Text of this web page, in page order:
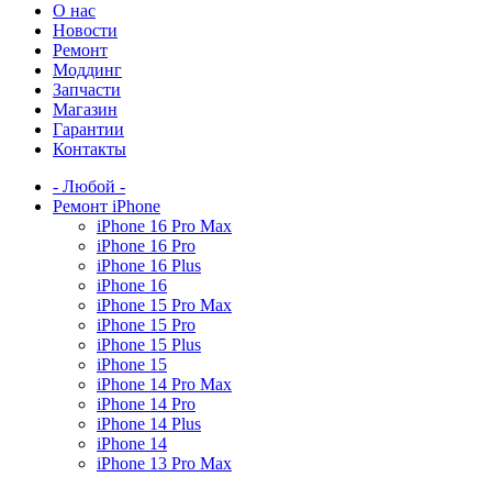
О нас
Новости
Ремонт
Моддинг
Запчасти
Магазин
Гарантии
Контакты
- Любой -
Ремонт iPhone
iPhone 16 Pro Max
iPhone 16 Pro
iPhone 16 Plus
iPhone 16
iPhone 15 Pro Max
iPhone 15 Pro
iPhone 15 Plus
iPhone 15
iPhone 14 Pro Max
iPhone 14 Pro
iPhone 14 Plus
iPhone 14
iPhone 13 Pro Max